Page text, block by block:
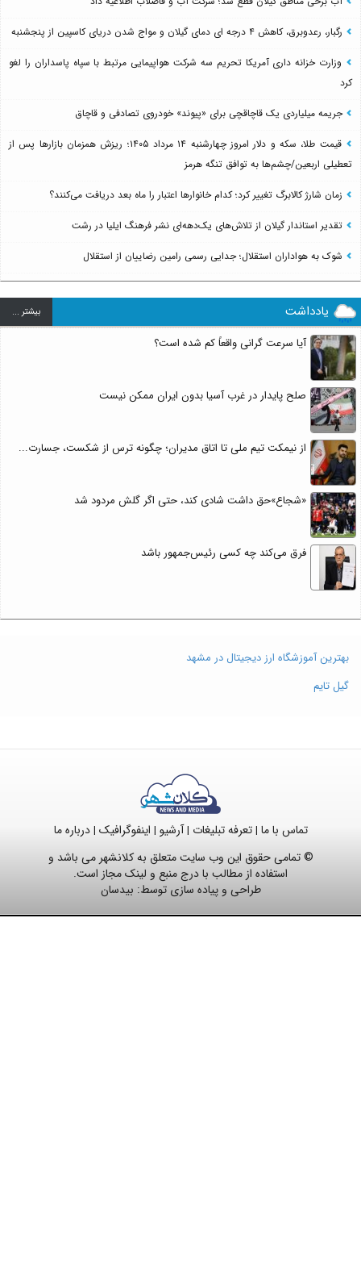
رگبار، رعدوبرق، کاهش ۴ درجه ای دمای گیلان و مواج شدن دریای کاسپین از پنجشنبه
وزارت خزانه داری آمریکا تحریم سه شرکت هواپیمایی مرتبط با سپاه پاسداران را لغو
کرد
جریمه میلیاردی یک قاچاقچی برای «پیوند» خودروی تصادفی و قاچاق
قیمت طلا، سکه و دلار امروز چهارشنبه ۱۴ مرداد ۱۴۰۵؛ ریزش همزمان بازارها پس از
تعطیلی اربعین/چشم‌ها به توافق تنگه هرمز
زمان شارژ کالابرگ تغییر کرد؛ کدام خانوارها اعتبار را ماه بعد دریافت می‌کنند؟
تقدیر استاندار گیلان از تلاش‌های یک‌دهه‌ای نشر فرهنگ ایلیا در رشت
شوک به هواداران استقلال؛ جدایی رسمی رامین رضاییان از استقلال
یادداشت بيشتر ...
آیا سرعت گرانی واقعاً کم شده است؟
صلح پایدار در غرب آسیا بدون ایران ممکن نیست
از نیمکت تیم ملی تا اتاق مدیران؛ چگونه ترس از شکست، جسارت...
«شجاع»حق داشت شادی کند، حتی اگر گلش مردود شد
فرق می‌کند چه کسی رئیس‌جمهور باشد
بهترین آموزشگاه ارز دیجیتال در مشهد
گیل تایم
تماس با ما |تعرفه تبلیغات |آرشیو | اینفوگرافیک |درباره ما
© تمامی حقوق این وب سایت متعلق به کلانشهر می باشد و
استفاده از مطالب با درج منبع و لینک مجاز است.
طراحی و پیاده سازی توسط: بیدسان